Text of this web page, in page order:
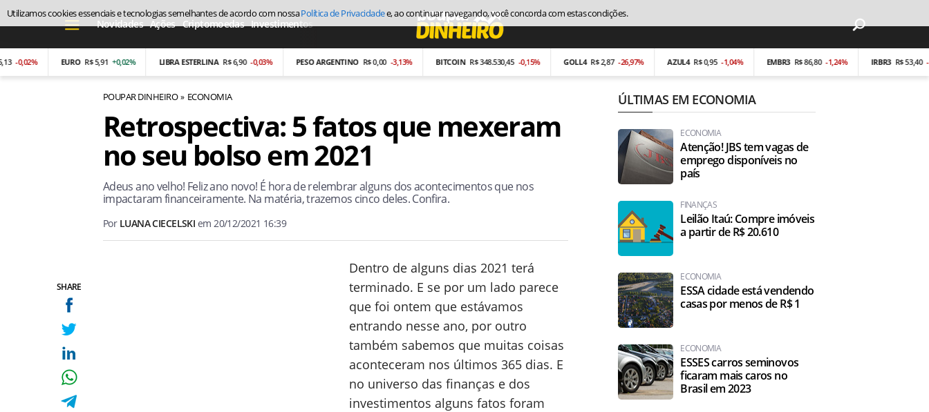
Novidades Ações Criptomoedas Investimentos Economia
EURO R$ 5,91 +0,02% LIBRA ESTERLINA R$ 6,90 -0,03% PESO ARGENTINO R$ 0,00 -3,13% BITCOIN R$ 348.530,45 -0,15% GOLL4 R$ 2,87 -26,97% AZUL4 R$ 0,95 -1,04% EMBR3 R$ 86,80 -1,24% IRBR3 R$ 53,40 -0,19%
POUPAR DINHEIRO ECONOMIA
SHARE
Retrospectiva: 5 fatos que mexeram
no seu bolso em 2021
Adeus ano velho! Feliz ano novo! É hora de relembrar alguns dos acontecimentos que nos
impactaram financeiramente. Na matéria, trazemos cinco deles. Confira.
Por LUANA CIECELSKI em20/12/2021 16:39
Dentro de alguns dias 2021 terá
terminado. E se por um lado parece
que foi ontem que estávamos
entrando nesse ano, por outro
também sabemos que muitas coisas
aconteceram nos últimos 365 dias. E
no universo das finanças e dos
investimentos alguns fatos foram
ÚLTIMAS EM ECONOMIA
ECONOMIA
Atenção! JBS tem vagas de
emprego disponíveis no
país
FINANÇAS
Leilão Itaú: Compre imóveis
a partir de R$ 20.610
ECONOMIA
ESSA cidade está vendendo
casas por menos de R$ 1
ECONOMIA
ESSES carros seminovos
ficaram mais caros no
Brasil em 2023
Utilizamos cookies essenciais e tecnologias semelhantes de acordo com nossaPolítica de Privacidadee, ao continuar navegando, você concorda com estas condições.